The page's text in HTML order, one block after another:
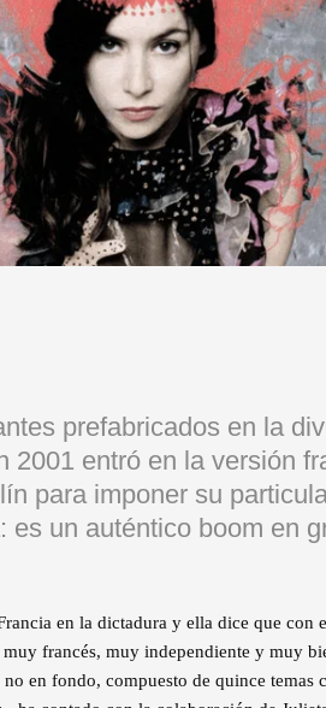
prefabricados en la
entró en la versión
para imponer su
un auténtico boom en
en la dictadura y ella dice que con
francés, muy independiente y muy
en fondo, compuesto de quince temas